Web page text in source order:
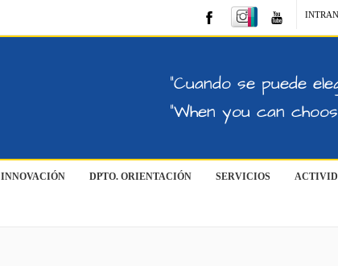
"Cuando se puede
"When you can
INNOVACIÓN DPTO. ORIENTACIÓN SERVICIOS